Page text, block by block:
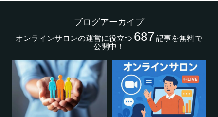
ブログアーカイブ
オンラインサロンの運営に役立つ 687記事を無料で
公開中！